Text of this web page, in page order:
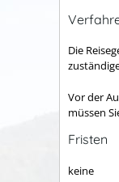
Die
Vor der
müssen
Fristen
keine